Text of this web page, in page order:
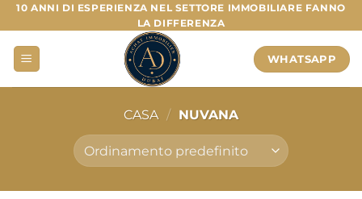
Salta
ai
contenuti
10 ANNI DI ESPERIENZA NEL SETTORE IMMOBILIARE FANNO
LA DIFFERENZA
WHATSAPP
CASA / NUVANA